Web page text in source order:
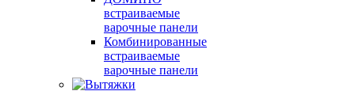
встраиваемые
варочные панели
Комбинированные
встраиваемые
варочные панели